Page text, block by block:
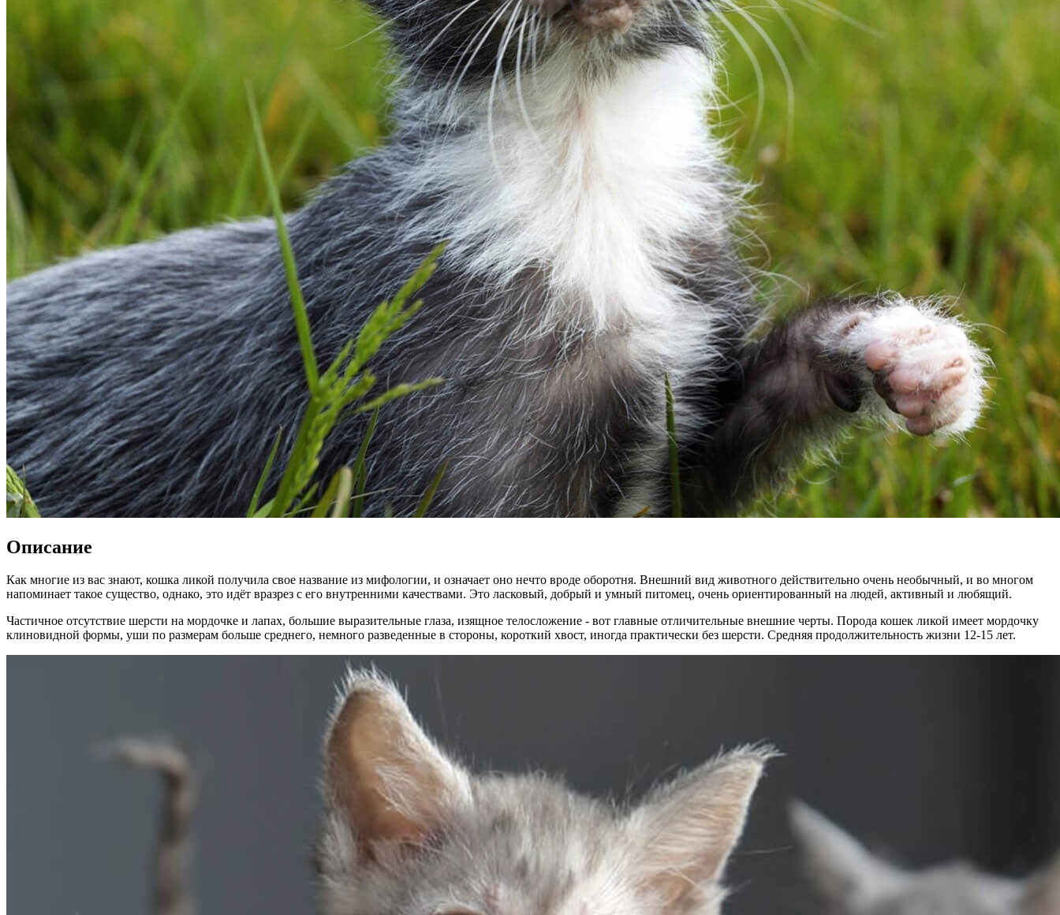
Описание
Как многие из вас знают, кошка ликой получила свое название из мифологии, и означает оно нечто вроде оборотня. Внешний вид животного действительно очень необычный, и во многом
напоминает такое существо, однако, это идёт вразрез с его внутренними качествами. Это ласковый, добрый и умный питомец, очень ориентированный на людей, активный и любящий.
Частичное отсутствие шерсти на мордочке и лапах, большие выразительные глаза, изящное телосложение - вот главные отличительные внешние черты. Порода кошек ликой имеет мордочку
клиновидной формы, уши по размерам больше среднего, немного разведенные в стороны, короткий хвост, иногда практически без шерсти. Средняя продолжительность жизни 12-15 лет.